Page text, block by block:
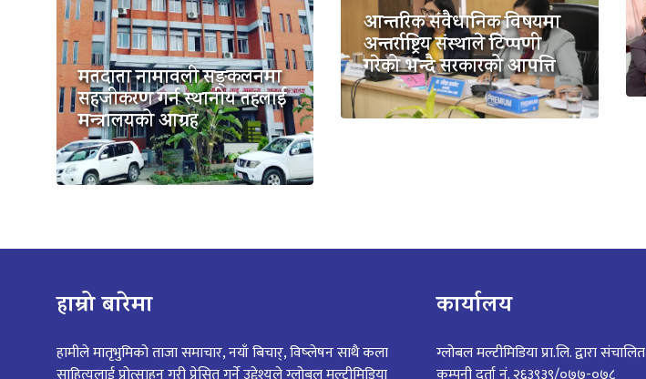
मतदाता नामावली सङ्कलनमा
सहजीकरण गर्न स्थानीय तहलाई
मन्त्रालयको आग्रह
आन्तरिक संवैधानिक विषयमा
अन्तर्राष्ट्रिय संस्थाले टिप्पणी
गरेको भन्दै सरकारको आपत्ति
हाम्रो बारेमा
हामीले मातृभुमिको ताजा समाचार, नयाँ बिचार्, विष्लेषन साथै कला
कार्यालय
ग्लोबल मल्टीमिडिया प्रा.लि. द्वारा संचालित